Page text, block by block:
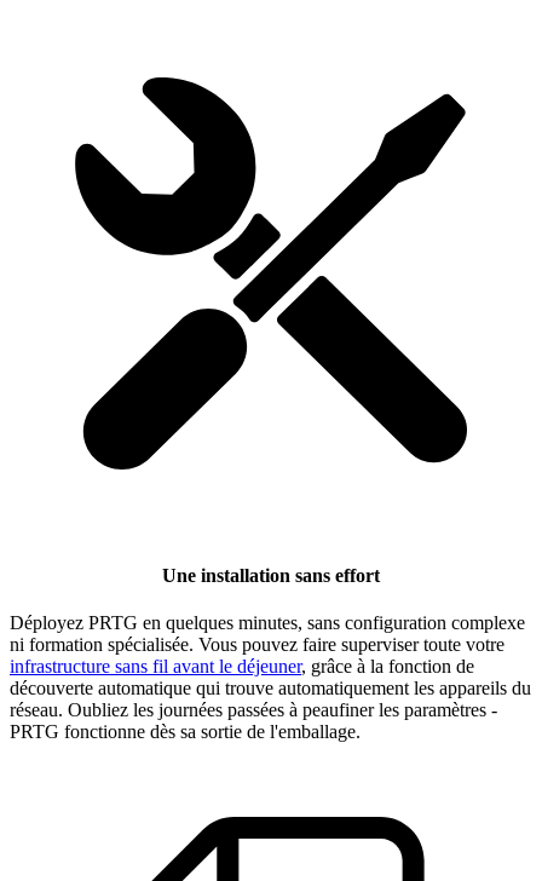
Une installation sans effort
Déployez PRTG en quelques minutes, sans configuration complexe
ni formation spécialisée. Vous pouvez faire superviser toute votre
infrastructure sans fil avant le déjeuner, grâce à la fonction de
découverte automatique qui trouve automatiquement les appareils du
réseau. Oubliez les journées passées à peaufiner les paramètres -
PRTG fonctionne dès sa sortie de l'emballage.